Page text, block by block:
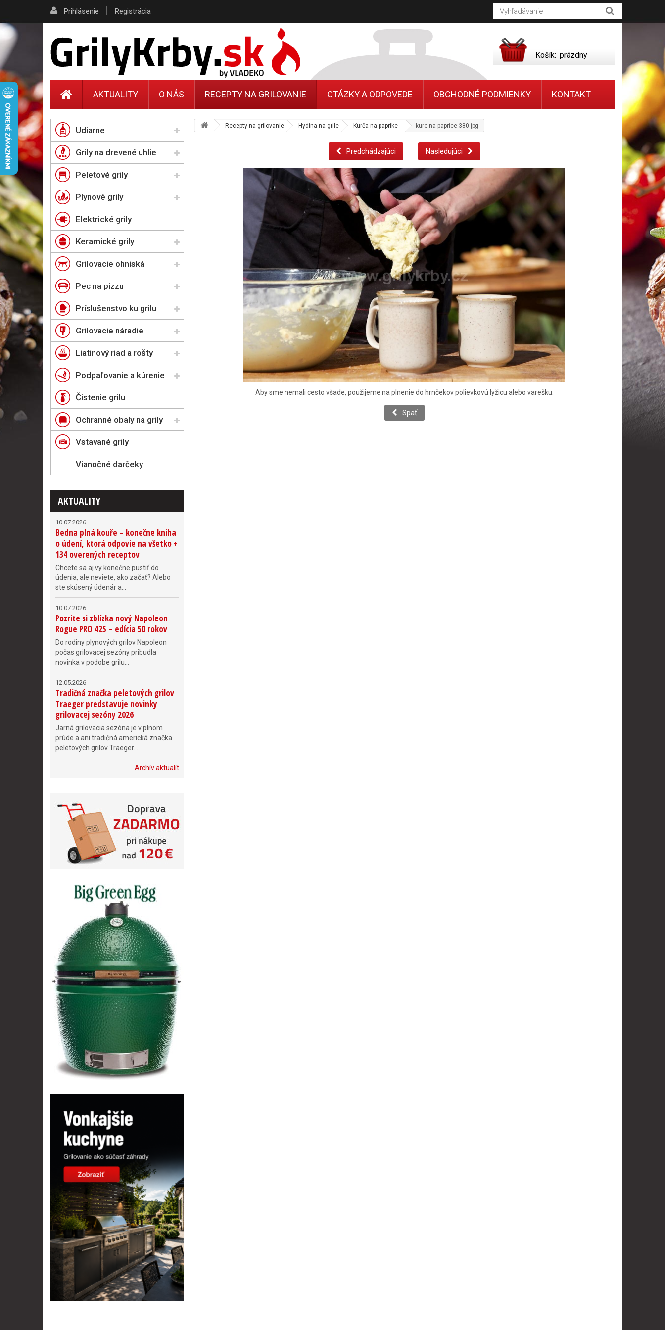
Recepty na grilovanie Hydina na grile Kurča na paprike kure-na-paprice-380.jpg
Predchádzajúci Nasledujúci
Aby sme nemali cesto všade, použijeme na plnenie do hrnčekov polievkovú lyžicu alebo varešku.
Späť
Udiarne
Grily na drevené uhlie
Peletové grily
Plynové grily
Elektrické grily
Keramické grily
Grilovacie ohniská
Pec na pizzu
Príslušenstvo ku grilu
Grilovacie náradie
Liatinový riad a rošty
Podpaľovanie a kúrenie
Čistenie grilu
Ochranné obaly na grily
Vstavané grily
Vianočné darčeky
AKTUALITY
10.07.2026
Bedna plná kouře – konečne kniha
o údení, ktorá odpovie na všetko +
134 overených receptov
Chcete sa aj vy konečne pustiť do
údenia, ale neviete, ako začať? Alebo
ste skúsený údenár a...
10.07.2026
Pozrite si zblízka nový Napoleon
Rogue PRO 425 – edícia 50 rokov
Do rodiny plynových grilov Napoleon
počas grilovacej sezóny pribudla
novinka v podobe grilu...
12.05.2026
Tradičná značka peletových grilov
Traeger predstavuje novinky
grilovacej sezóny 2026
Jarná grilovacia sezóna je v plnom
prúde a ani tradičná americká značka
peletových grilov Traeger...
Archív aktualít
Prihlásenie | Registrácia
Košík: prázdny
AKTUALITY O NÁS RECEPTY NA GRILOVANIE OTÁZKY A ODPOVEDE OBCHODNÉ PODMIENKY KONTAKT